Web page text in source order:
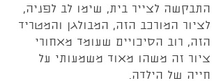
התבקשה לצייר בית, שימו לב לפניה,
לציור המורכב הזה, המבולגן והמטריד
הזה, רוב הסיכויים שעומד מאחורי
ציור זה משהו מאוד משמעותי על
חייה של הילדה.